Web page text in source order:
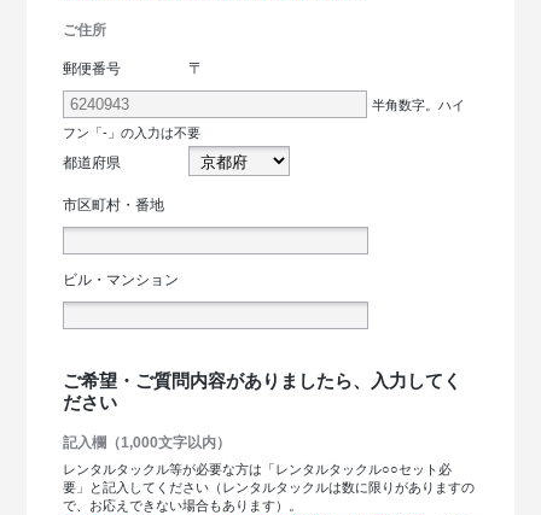
ご住所
郵便番号 〒
半角数字。ハイ
フン「-」の入力は不要
都道府県
市区町村・番地
ビル・マンション
ご希望・ご質問内容がありましたら、入力してく
ださい
記入欄（1,000文字以内）
レンタルタックル等が必要な方は「レンタルタックル○○セット必
要」と記入してください（レンタルタックルは数に限りがありますの
で、お応えできない場合もあります）。